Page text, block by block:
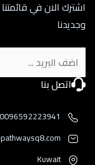
اشترك الان في
وجديدنا
اتصل بنا
- 96522088566+
Kuwait